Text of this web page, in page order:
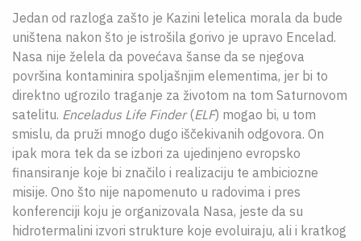
Jedan od razloga zašto je Kazini letelica morala da bude
uništena nakon što je istrošila gorivo je upravo Encelad.
Nasa nije želela da povećava šanse da se njegova
površina kontaminira spoljašnjim elementima, jer bi to
direktno ugrozilo traganje za životom na tom Saturnovom
satelitu. Enceladus Life Finder(ELF) mogao bi, u tom
smislu, da pruži mnogo dugo iščekivanih odgovora. On
ipak mora tek da se izbori za ujedinjeno evropsko
finansiranje koje bi značilo i realizaciju te ambiciozne
misije. Ono što nije napomenuto u radovima i pres
konferenciji koju je organizovala Nasa, jeste da su
hidrotermalini izvori strukture koje evoluiraju, ali i kratkog